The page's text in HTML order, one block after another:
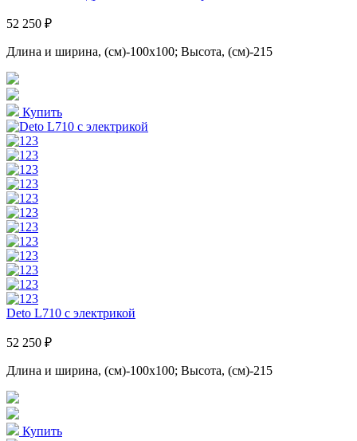
52 250 ₽
Длина и ширина, (см)-100x100; Высота, (см)-215
Купить
Deto L710 с электрикой
52 250 ₽
Длина и ширина, (см)-100x100; Высота, (см)-215
Купить